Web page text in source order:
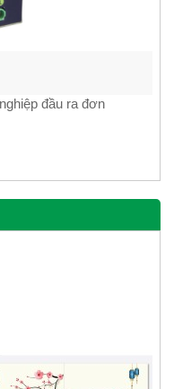
đầu ra đơn